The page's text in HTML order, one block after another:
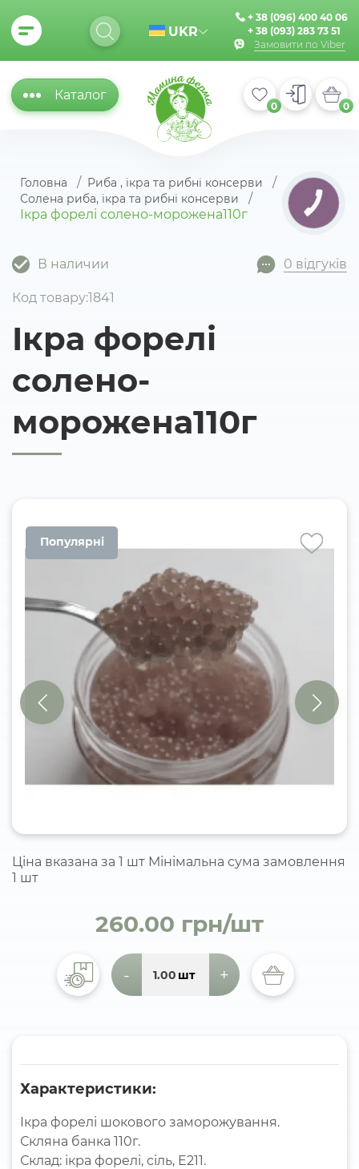
UKR
+ 38 (096) 400 40 06
+ 38 (093) 283 73 51
Замовити по Viber
Каталог
0 0
Головна
Риба , ікра та рибні консерви
Солена риба, ікра та рибні консерви
Ікра форелі солено-морожена110г
Код товару:1841
Ікра форелі
солено-
морожена110г
В наличии 0 відгуків
Популярні
Ціна вказана за 1 шт Мінімальна сума замовлення
1 шт
260.00 грн/шт
- шт +
Характеристики:
Ікра форелі шокового заморожування.
Скляна банка 110г.
Склад: ікра форелі, сіль, Е211.
КНОПКА
ЗВ'ЯЗКУ